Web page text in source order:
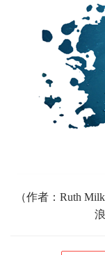
（作者：Ruth